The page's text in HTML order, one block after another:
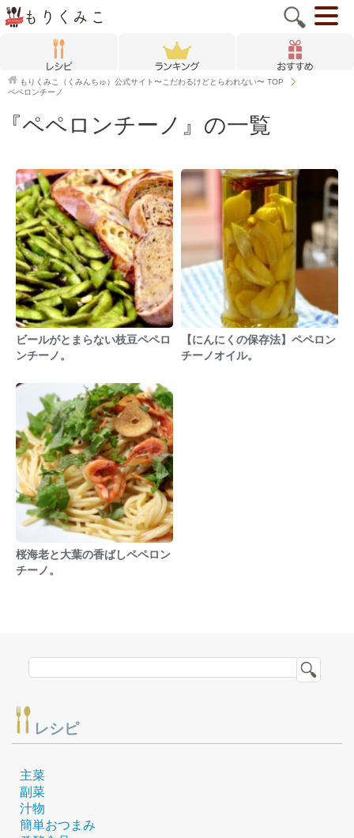
もりくみこ（くみんちゅ）公式サイト〜こだわるけどとらわれない〜 TOP
ペペロンチーノ
『ペペロンチーノ』の一覧
ビールがとまらない枝豆ペペロ
ンチーノ。
【にんにくの保存法】ペペロン
チーノオイル。
桜海老と大葉の香ばしペペロン
チーノ。
レシピ
主菜
副菜
汁物
簡単おつまみ